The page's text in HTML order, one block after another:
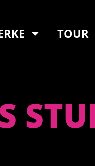
TOUR